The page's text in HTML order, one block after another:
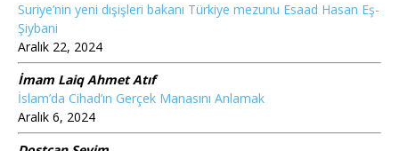
Suriye’nin yeni dışişleri bakanı Türkiye mezunu Esaad Hasan Eş-
Şiybani
Aralık 22, 2024
İmam Laiq Ahmet Atıf
İslam’da Cihad’ın Gerçek Manasını Anlamak
Aralık 6, 2024